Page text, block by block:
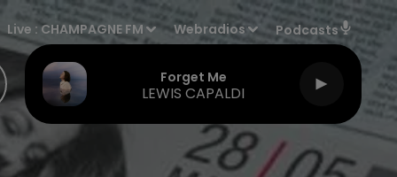
Live :CHAMPAGNE FM Webradios Podcasts
Forget Me
LEWIS CAPALDI